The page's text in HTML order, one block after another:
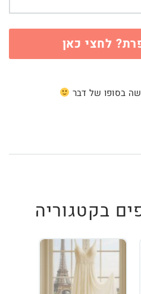
לחצי כאן
בסופו של דבר
בקטגוריה